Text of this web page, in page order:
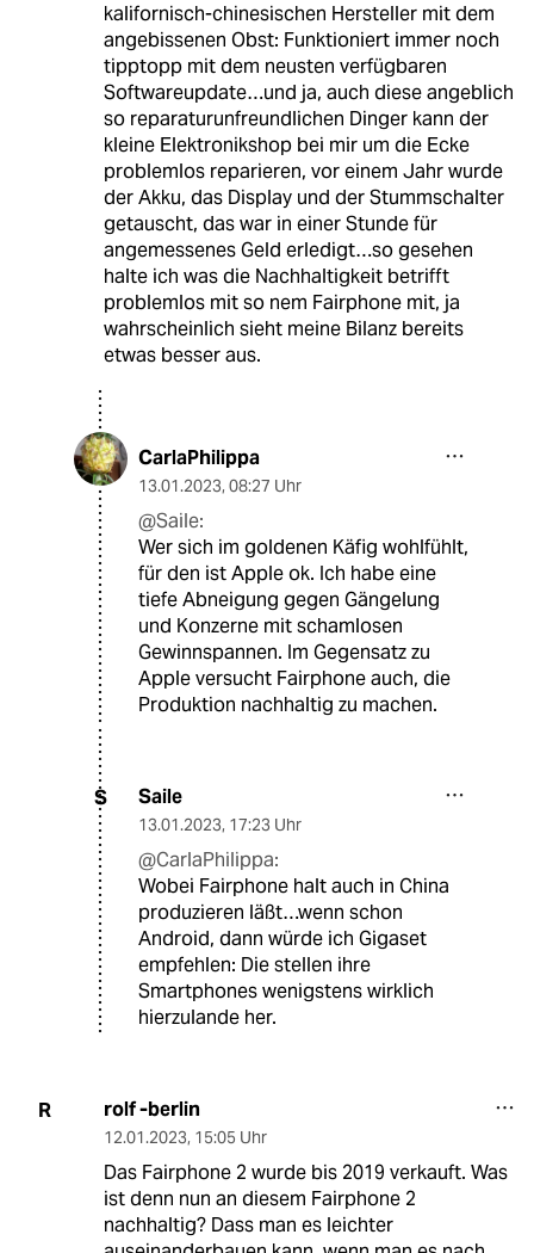
kalifornisch-chinesischen Hersteller mit dem
angebissenen Obst: Funktioniert immer noch
tipptopp mit dem neusten verfügbaren
Softwareupdate…und ja, auch diese angeblich
so reparaturunfreundlichen Dinger kann der
kleine Elektronikshop bei mir um die Ecke
problemlos reparieren, vor einem Jahr wurde
der Akku, das Display und der Stummschalter
getauscht, das war in einer Stunde für
angemessenes Geld erledigt…so gesehen
halte ich was die Nachhaltigkeit betrifft
problemlos mit so nem Fairphone mit, ja
wahrscheinlich sieht meine Bilanz bereits
etwas besser aus.
CarlaPhilippa
13.01.2023, 08:27 Uhr
@Saile:
Wer sich im goldenen Käfig wohlfühlt,
für den ist Apple ok. Ich habe eine
tiefe Abneigung gegen Gängelung
und Konzerne mit schamlosen
Gewinnspannen. Im Gegensatz zu
Apple versucht Fairphone auch, die
Produktion nachhaltig zu machen.
S Saile
13.01.2023, 17:23 Uhr
@CarlaPhilippa:
Wobei Fairphone halt auch in China
produzieren läßt…wenn schon
Android, dann würde ich Gigaset
empfehlen: Die stellen ihre
Smartphones wenigstens wirklich
hierzulande her.
R rolf -berlin
12.01.2023, 15:05 Uhr
Das Fairphone 2 wurde bis 2019 verkauft. Was
ist denn nun an diesem Fairphone 2
nachhaltig? Dass man es leichter